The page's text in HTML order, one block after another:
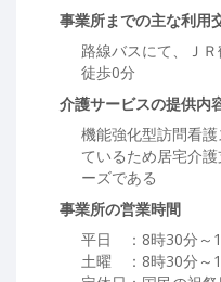
事業所までの主な利用
路線バスにて、Ｊ
徒歩0分
介護サービスの提供内
機能強化型訪問看
ているため居宅介
ーズである
事業所の営業時間
平日 ：8時30分～
土曜 ：8時30分～